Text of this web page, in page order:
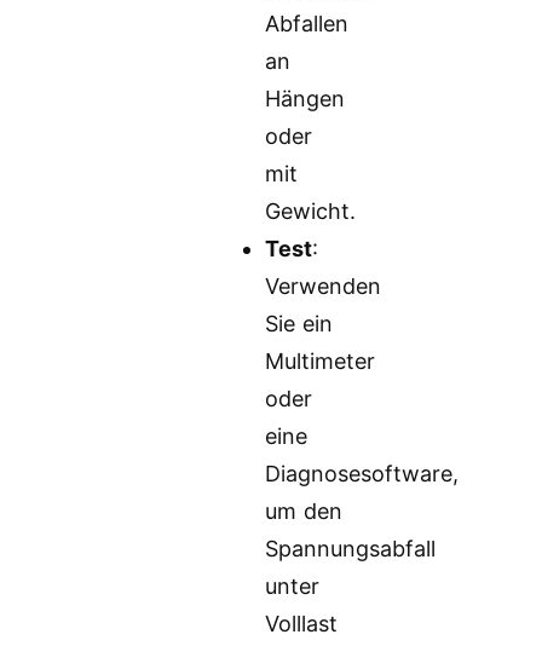
Abfallen
an
Hängen
oder
mit
Gewicht.
Test:
Verwenden
Sie ein
Multimeter
oder
eine
Diagnosesoftware,
um den
Spannungsabfall
unter
Volllast